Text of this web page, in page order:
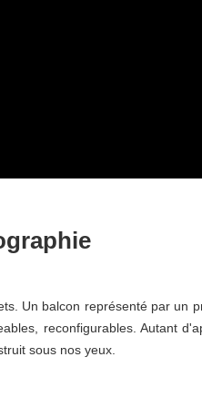
Un balcon représenté par un
reconfigurables. Autant
sous nos yeux.